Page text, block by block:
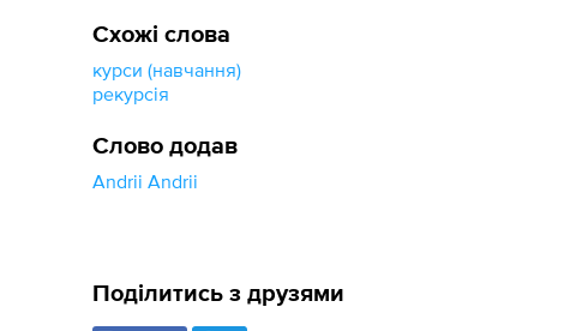
Схожі слова
курси (навчання)
рекурсія
Слово додав
Andrii Andrii
Поділитись з друзями